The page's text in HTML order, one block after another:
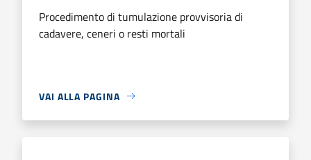
Procedimento di tumulazione provvisoria di
cadavere, ceneri o resti mortali
VAI ALLA PAGINA